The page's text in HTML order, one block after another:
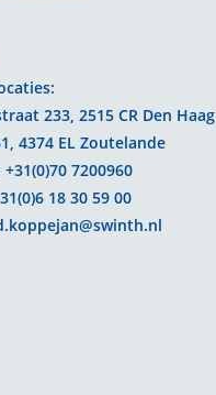
233, 2515 CR Den Haag
4374 EL Zoutelande
7200960
18 30 59 00